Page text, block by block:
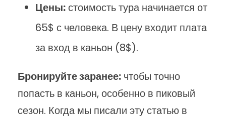
Цены:стоимость тура начинается от
65$ с человека. В цену входит плата
за вход в каньон (8$).
Бронируйте заранее: чтобы точно
попасть в каньон, особенно в пиковый
сезон. Когда мы писали эту статью в